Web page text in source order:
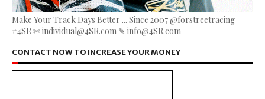
Make Your Track Days Better ... Since 2007 @forstreetracing
#4SR ✄ individual@4SR.com ✎ info@4SR.com
CONTACT NOW TO INCREASE YOUR MONEY